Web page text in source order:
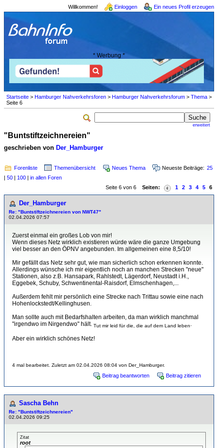
Willkommen! Einloggen Ein neues Profil erzeugen
* Werbung *
Startseite > Hamburger Nahverkehrsforen > Hamburger Nahverkehrsforum > Thema >
Seite 6
erweitert
"Buntstiftzeichnereien"
geschrieben von Der_Hamburger
Forenliste Themenübersicht Neues Thema Neueste Beiträge: 25
| 50 | 100 | in allen Foren
Seite 6 von 6 Seiten: 1 2 3 4 5 6
Der_Hamburger
Re: "Buntstiftzeichnereien von NWT47"
02.04.2026 07:57
Zuerst einmal ein großes Lob von mir!
Wenn dieses Netz wirklich existieren würde wäre die ganze Umgebung
viel besser an den ÖPNV angebunden. Im allgemeinen eine 8,5/10!
Mir gefällt das Netz sehr gut, wie man sicherlich schon erkennen konnte.
Allerdings wünsche ich mir eigentlich noch an manchen Strecken "neue"
Stationen, also z.B. Hansapark, Rahlstedt, Lägerdorf, Neustadt i.H.,
Eggebek, Schuby, Schwentinental-Raisdorf, Elmschenhagen,...
Außerdem fehlt mir persönlich eine Strecke nach Trittau sowie eine nach
Hohenlockstedt/Kellinghusen.
Man sollte auch mit Bedarfshalten arbeiten, da man wirklich manchmal
"irgendwo im Nirgendwo" hält. Tut mir leid für die, die auf dem Land leben.
Aber ein wirklich schönes Netz!
4 mal bearbeitet. Zuletzt am 02.04.2026 08:04 von Der_Hamburger.
Beitrag beantworten Beitrag zitieren
Sascha Behn
Re: "Buntstiftzeichnereien"
02.04.2026 09:25
Zitat
root